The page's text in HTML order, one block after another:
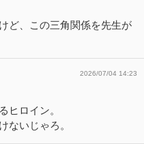
ど、この三角関係を先生が
2026/07/04 14:23
ヒロイン。
ないじゃろ。